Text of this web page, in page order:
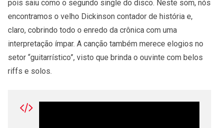
pois saiu como o segundo single do disco. Neste som, nós
encontramos o velho Dickinson contador de história e,
claro, cobrindo todo o enredo da crônica com uma
interpretação ímpar. A canção também merece elogios no
setor “guitarrístico”, visto que brinda o ouvinte com belos
riffs e solos.